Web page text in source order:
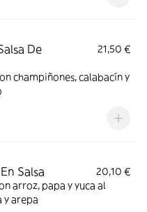
De
21,50 €
champiñones, calabacín y
Salsa
20,10 €
arroz, papa y yuca al
y arepa